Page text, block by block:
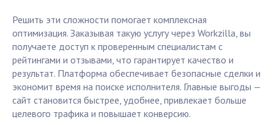
Решить эти сложности помогает комплексная
оптимизация. Заказывая такую услугу через Workzilla, вы
получаете доступ к проверенным специалистам с
рейтингами и отзывами, что гарантирует качество и
результат. Платформа обеспечивает безопасные сделки и
экономит время на поиске исполнителя. Главные выгоды —
сайт становится быстрее, удобнее, привлекает больше
целевого трафика и повышает конверсию.